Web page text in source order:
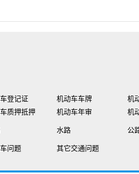
登记证 机动车车牌
机
质押抵押
机动车年审 机
水路 公
问题 其它交通问题